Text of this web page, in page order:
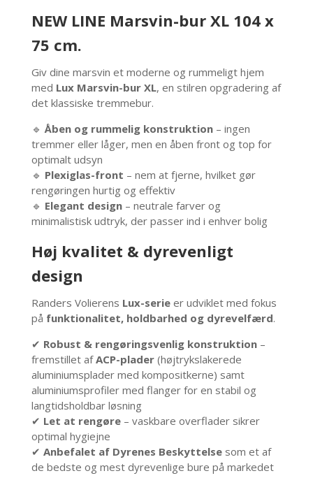
NEW LINE Marsvin-bur XL 104 x
75 cm.
Giv dine marsvin et moderne og rummeligt hjem
med Lux Marsvin-bur XL, en stilren opgradering af
det klassiske tremmebur.
🔹Åben og rummelig konstruktion– ingen
tremmer eller låger, men en åben front og top for
optimalt udsyn
🔹 Plexiglas-front – nem at fjerne, hvilket gør
rengøringen hurtig og effektiv
🔹 Elegant design– neutrale farver og
minimalistisk udtryk, der passer ind i enhver bolig
Høj kvalitet & dyrevenligt
design
Randers Volierens Lux-serieer udviklet med fokus
på funktionalitet, holdbarhed og dyrevelfærd.
✔ Robust & rengøringsvenlig konstruktion–
fremstillet afACP-plader(højtrykslakerede
aluminiumsplader med kompositkerne) samt
aluminiumsprofiler med flanger for en stabil og
langtidsholdbar løsning
✔ Let at rengøre– vaskbare overflader sikrer
optimal hygiejne
✔ Anbefalet af Dyrenes Beskyttelsesom et af
de bedste og mest dyrevenlige bure på markedet